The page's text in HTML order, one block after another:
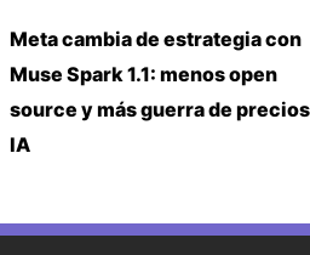
Meta cambia de estrategia con
Muse Spark 1.1: menos open
source y más guerra de
IA